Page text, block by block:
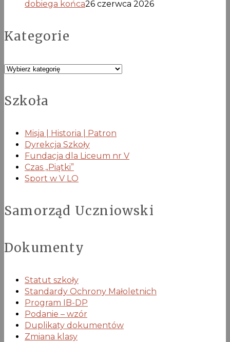
dobiega końca26 czerwca 2026
Kategorie
Kategorie
Szkoła
Misja | Historia | Patron
Dyrekcja Szkoły
Fundacja dla Liceum nr V
Czas „Piątki”
Sport w V LO
Samorząd Uczniowski
Dokumenty
Statut szkoły
Standardy Ochrony Małoletnich
Program IB-DP
Podanie – wzór
Duplikaty dokumentów
Zmiana klasy